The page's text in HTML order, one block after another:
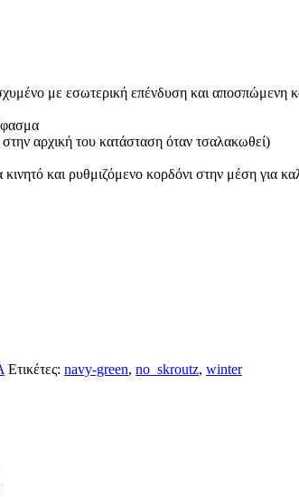
με εσωτερική επένδυση και
αρχική του κατάσταση όταν τσαλακωθεί)
και ρυθμιζόμενο κορδόνι στην μέση για
Ετικέτες: navy-green, no_skroutz, winter